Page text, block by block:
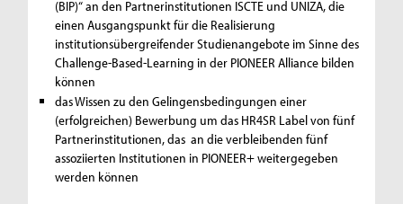
(BIP)“ an den Partnerinstitutionen ISCTE und UNIZA, die
einen Ausgangspunkt für die Realisierung
institutionsübergreifender Studienangebote im Sinne des
Challenge-Based-Learning in der PIONEER Alliance bilden
können
das Wissen zu den Gelingensbedingungen einer
(erfolgreichen) Bewerbung um das HR4SR Label von fünf
Partnerinstitutionen, das an die verbleibenden fünf
assoziierten Institutionen in PIONEER+ weitergegeben
werden können